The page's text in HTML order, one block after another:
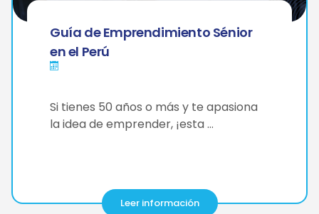
Guía de Emprendimiento Sénior
en el Perú
Si tienes 50 años o más y te apasiona
la idea de emprender, ¡esta …
Leer información